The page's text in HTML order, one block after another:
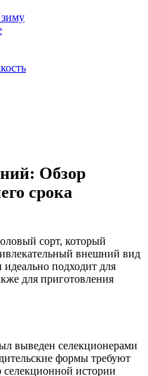
Обзор
срока
сорт, который
внешний вид
подходит для
для приготовления
выведен селекционерами
формы требуют
истории